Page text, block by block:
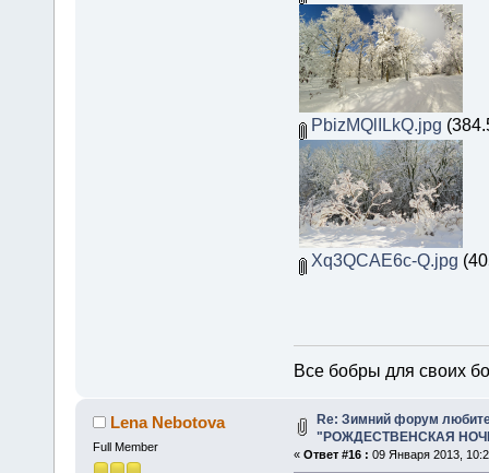
PbizMQlILkQ.jpg
Xq3QCAE6c-Q.jpg
Все бобры для своих
Lena Nebotova
Full Member
Re: Зимний форум
"РОЖДЕСТВЕНСКАЯ
« Ответ #16 : 09 Января 2013,